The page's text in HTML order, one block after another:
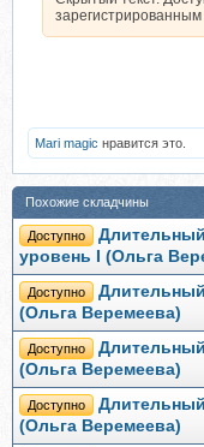
Mari magic нравится это.
Похожие складчины
Доступно
уровень I (Ольга
Доступно
(Ольга Веремеева)
Доступно
(Ольга Веремеева)
Доступно
(Ольга Веремеева)